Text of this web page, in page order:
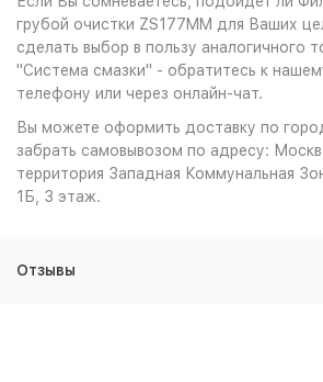
грубой очистки ZS177MM для Ваших
сделать выбор в пользу аналогичного
"Система смазки" - обратитесь к
телефону или через онлайн-чат.
Вы можете оформить доставку по
забрать самовывозом по адресу:
территория Западная Коммунальная
1Б, 3 этаж.
Отзывы